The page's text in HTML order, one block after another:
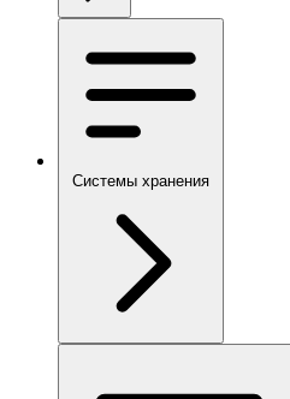
Системы хранения